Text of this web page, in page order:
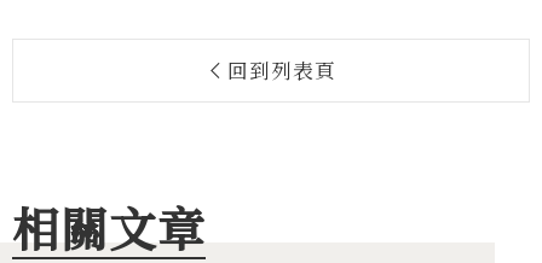
回到列表頁
相關文章